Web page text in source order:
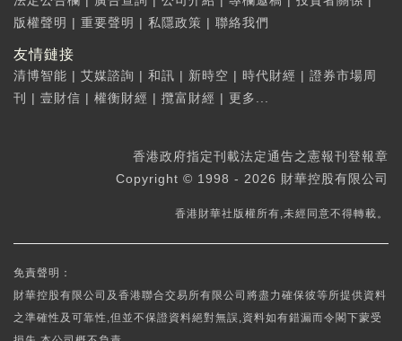
版權聲明 | 重要聲明 | 私隱政策 | 聯絡我們
友情鏈接
清博智能 | 艾媒諮詢 | 和訊 | 新時空 | 時代財經 | 證券市場周
刊
| 壹財信 | 權衡財經 | 攬富財經 | 更多...
香港政府指定刊載法定通告之憲報刊登報章
Copyright © 1998 - 2026 財華控股有限公司
香港財華社版權所有,未經同意不得轉載。
免責聲明：
財華控股有限公司及香港聯合交易所有限公司將盡力確保彼等所提供資料
之準確性及可靠性,但並不保證資料絕對無誤,資料如有錯漏而令閣下蒙受